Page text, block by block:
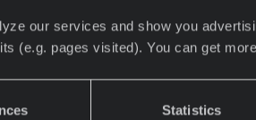
our services and show you
(e.g. pages visited). You can get
Statistics